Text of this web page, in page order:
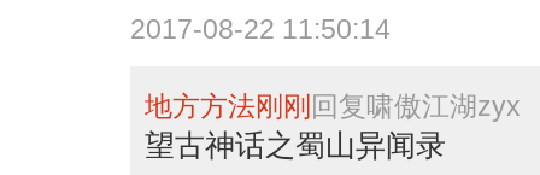
2017-08-22 11:50:14
地方方法刚刚 回复啸傲江湖zyx
望古神话之蜀山异闻录